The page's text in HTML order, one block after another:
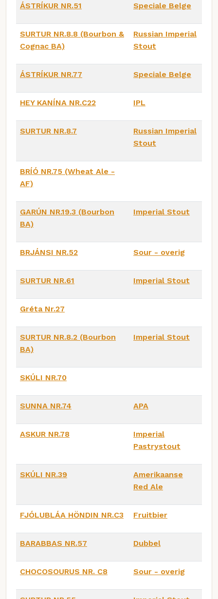
ÁSTRÍKUR NR.51 Speciale Belge
SURTUR NR.8.8 (Bourbon &
Cognac BA)
Russian Imperial
Stout
ÁSTRÍKUR NR.77 Speciale Belge
HEY KANÍNA NR.C22 IPL
SURTUR NR.8.7
Russian Imperial
Stout
BRÍÓ NR.75 (Wheat Ale -
AF)
GARÚN NR.19.3 (Bourbon
BA)
Imperial Stout
BRJÁNSI NR.52 Sour - overig
SURTUR NR.61 Imperial Stout
Gréta Nr.27
SURTUR NR.8.2 (Bourbon
BA)
Imperial Stout
SKÚLI NR.70
SUNNA NR.74 APA
ASKUR NR.78
Imperial
Pastrystout
SKÚLI NR.39
Amerikaanse
Red Ale
FJÓLUBLÁA HÖNDIN NR.C3 Fruitbier
BARABBAS NR.57 Dubbel
CHOCOSOURUS NR. C8 Sour - overig